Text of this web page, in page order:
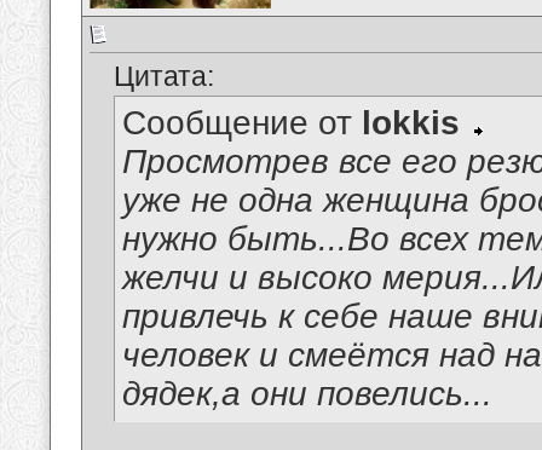
Цитата:
Сообщение от lokkis
Просмотрев все его
уже не одна женщина
нужно быть...Во всех
желчи и высоко
привлечь к себе наше
человек и смеётся над
дядек,а они повелись...